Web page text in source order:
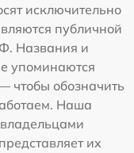
исключительно
публичной
Названия и
упоминаются
чтобы обозначить
Наша
их